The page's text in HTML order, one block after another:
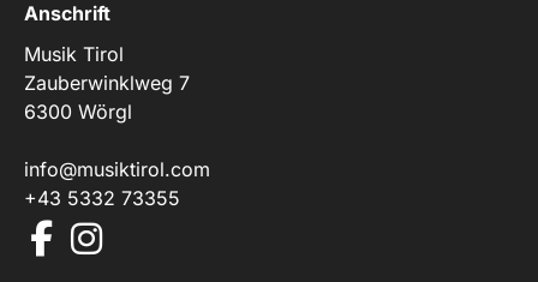
Anschrift
Musik Tirol
Zauberwinklweg 7
6300 Wörgl
info@musiktirol.com
+43 5332 73355